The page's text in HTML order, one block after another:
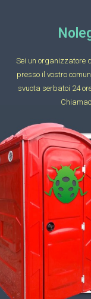
Sei un organizzatore
presso il vostro
svuota serbatoi 24